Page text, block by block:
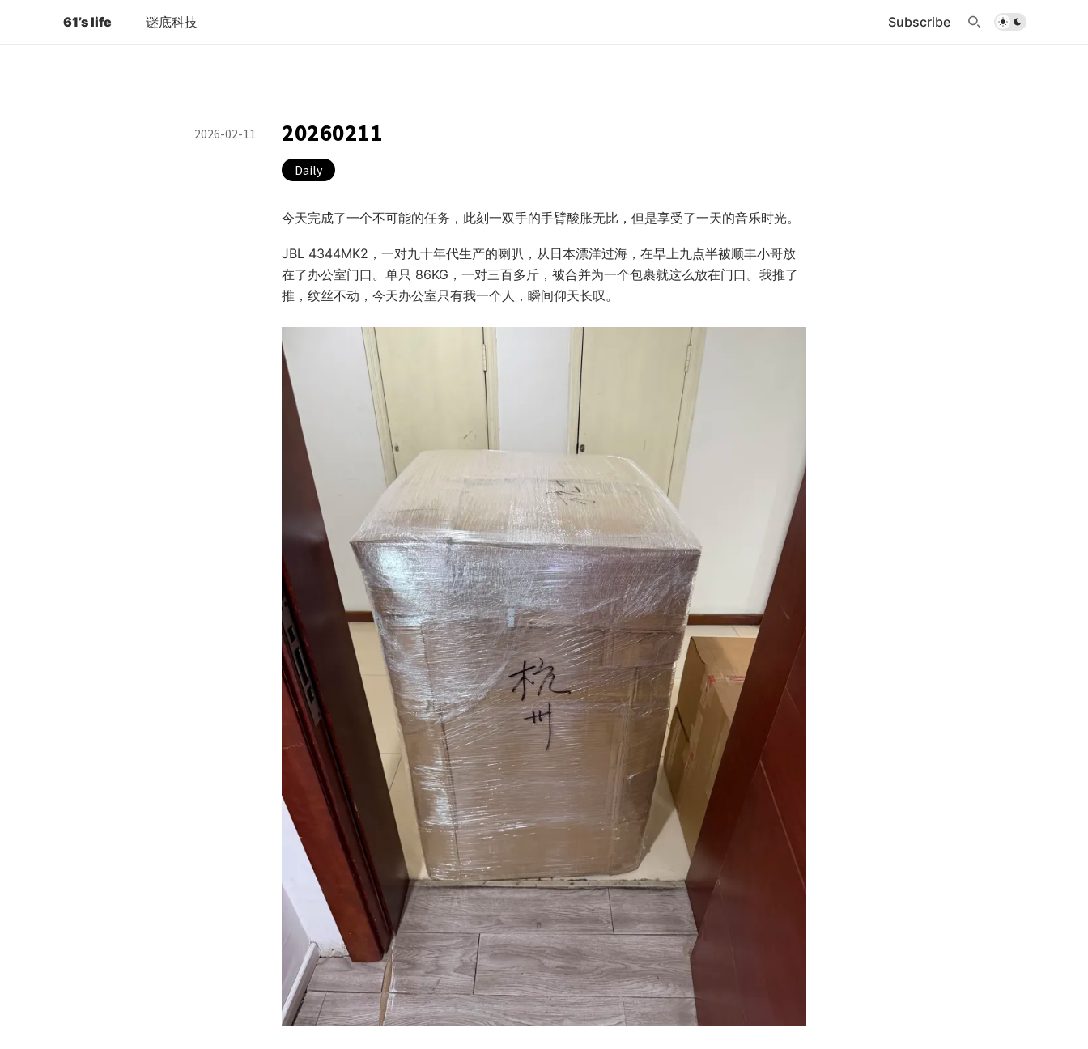
61’s life 谜底科技 Subscribe
20260211
Daily
今天完成了一个不可能的任务，此刻一双手的手臂酸胀无比，但是享受了一天的音乐时光。
JBL 4344MK2，一对九十年代生产的喇叭，从日本漂洋过海，在早上九点半被顺丰小哥放
在了办公室门口。单只 86KG，一对三百多斤，被合并为一个包裹就这么放在门口。我推了
推，纹丝不动，今天办公室只有我一个人，瞬间仰天长叹。
2026-02-11